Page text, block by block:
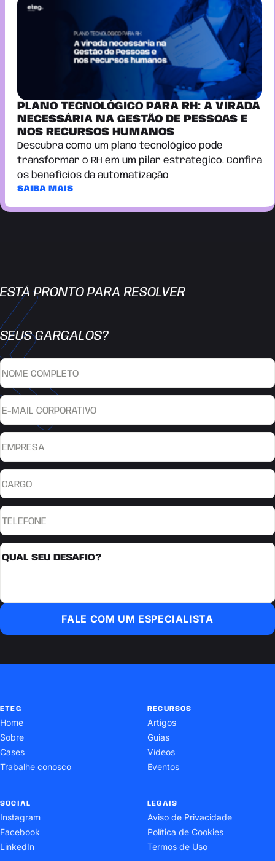
PLANO TECNOLÓGICO PARA RH: A VIRADA
NECESSÁRIA NA GESTÃO DE PESSOAS E
NOS RECURSOS HUMANOS
Descubra como um plano tecnológico pode
transformar o RH em um pilar estratégico. Confira
os benefícios da automatização
SAIBA MAIS
ESTÁ PRONTO PARA RESOLVER
SEUS GARGALOS?
FALE COM UM ESPECIALISTA
ETEG
Home
Sobre
Cases
Trabalhe conosco
RECURSOS
Artigos
Guias
Vídeos
Eventos
SOCIAL
Instagram
Facebook
LinkedIn
LEGAIS
Aviso de Privacidade
Política de Cookies
Termos de Uso